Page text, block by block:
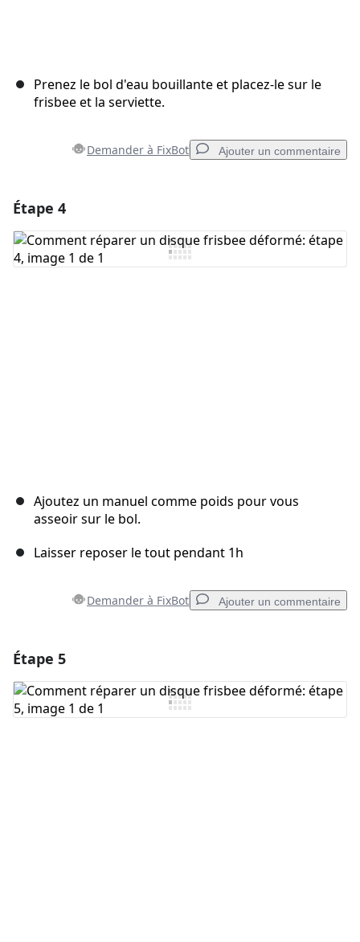
Prenez le bol d'eau bouillante et placez-le sur le
frisbee et la serviette.
Demander à FixBot Ajouter un commentaire
Ajouter un commentaire
Étape 4
Ajoutez un manuel comme poids pour vous
asseoir sur le bol.
Laisser reposer le tout pendant 1h
Demander à FixBot Ajouter un commentaire
Ajouter un commentaire
Étape 5